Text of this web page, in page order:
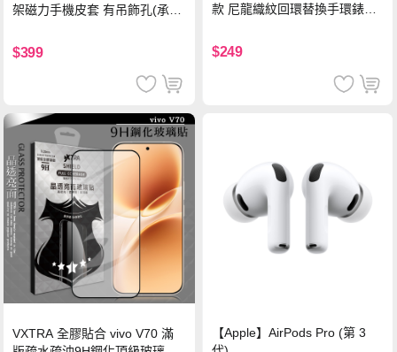
架磁力手機皮套 有吊飾孔(承諾
$399
款 尼龍織紋回環替換手環錶帶-
$249
VXTRA 全膠貼合 vivo V70 滿
【Apple】AirPods Pro (第 3